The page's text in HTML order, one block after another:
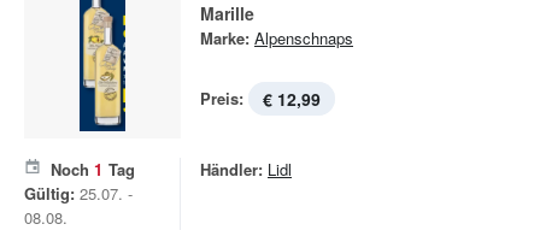
Marille
Marke: Alpenschnaps
Preis: € 12,99
Noch 1 Tag
Gültig: 25.07. -
08.08.
Händler: Lidl